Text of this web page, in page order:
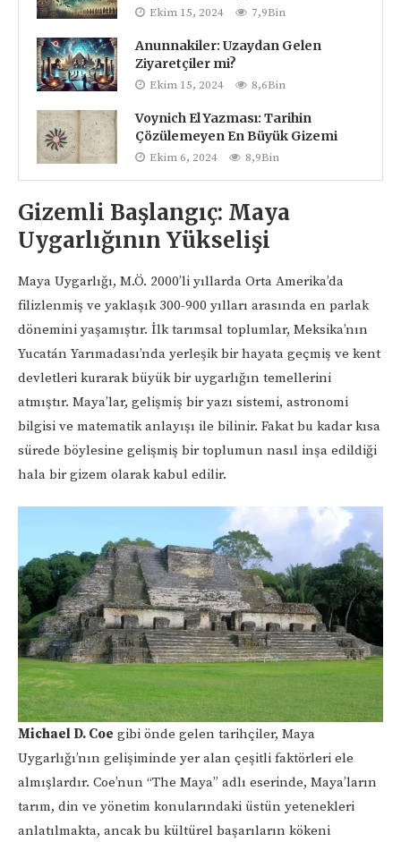
Ekim 15, 2024 7,9Bin
Anunnakiler: Uzaydan Gelen
Ziyaretçiler mi?
Ekim 15, 2024 8,6Bin
Voynich El Yazması: Tarihin
Çözülemeyen En Büyük Gizemi
Ekim 6, 2024 8,9Bin
Gizemli Başlangıç: Maya
Uygarlığının Yükselişi
Maya Uygarlığı, M.Ö. 2000’li yıllarda Orta Amerika’da
filizlenmiş ve yaklaşık 300-900 yılları arasında en parlak
dönemini yaşamıştır. İlk tarımsal toplumlar, Meksika’nın
Yucatán Yarımadası’nda yerleşik bir hayata geçmiş ve kent
devletleri kurarak büyük bir uygarlığın temellerini
atmıştır. Maya’lar, gelişmiş bir yazı sistemi, astronomi
bilgisi ve matematik anlayışı ile bilinir. Fakat bu kadar kısa
sürede böylesine gelişmiş bir toplumun nasıl inşa edildiği
hala bir gizem olarak kabul edilir.
Michael D. Coe gibi önde gelen tarihçiler, Maya
Uygarlığı’nın gelişiminde yer alan çeşitli faktörleri ele
almışlardır. Coe’nun “The Maya” adlı eserinde, Maya’ların
tarım, din ve yönetim konularındaki üstün yetenekleri
anlatılmakta, ancak bu kültürel başarıların kökeni